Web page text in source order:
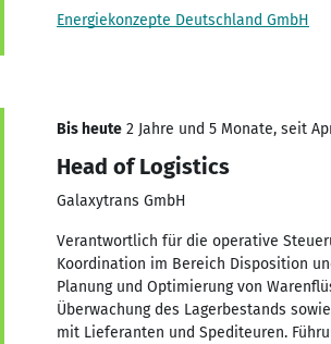
Energiekonzepte Deutschland GmbH
Bis heute 2 Jahre und 5 Monate, seit
Head of Logistics
Galaxytrans GmbH
Verantwortlich für die operative
Koordination im Bereich Disposition
Planung und Optimierung von
Überwachung des Lagerbestands
mit Lieferanten und Spediteuren.